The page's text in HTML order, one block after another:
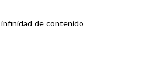
de contenidos